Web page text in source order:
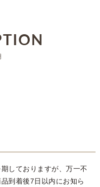
しておりますが、万一不
到着後7日以内にお知ら